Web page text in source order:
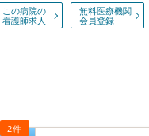
この病院の
看護師求人
無料医療機関
会員登録
2件